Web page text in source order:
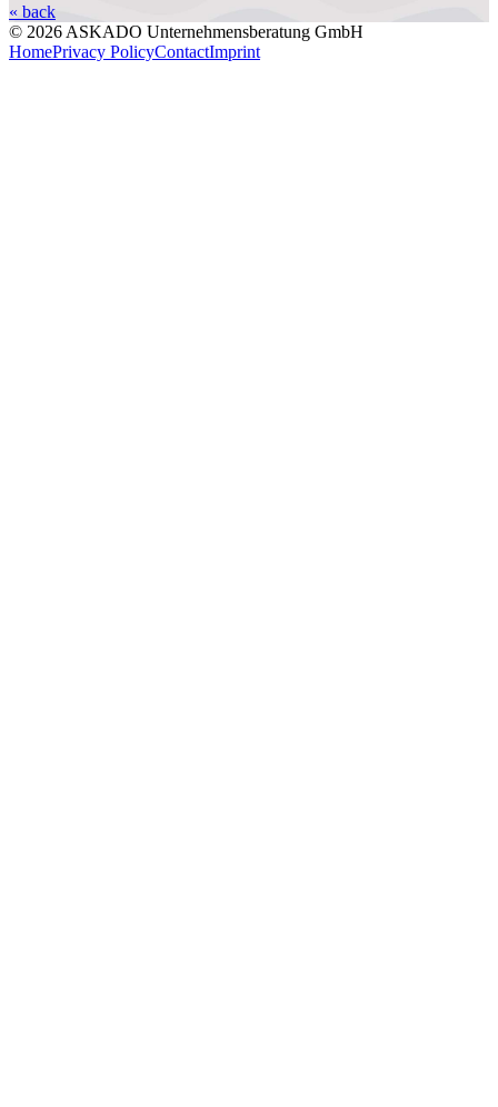
« back
© 2026 ASKADO Unternehmensberatung GmbH
HomePrivacy PolicyContactImprint